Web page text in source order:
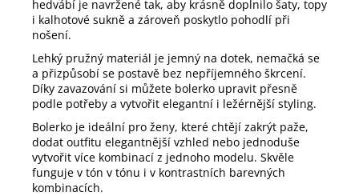
hedvábí je navržené tak, aby krásně doplnilo šaty, topy
i kalhotové sukně a zároveň poskytlo pohodlí při
nošení.
Lehký pružný materiál je jemný na dotek, nemačká se
a přizpůsobí se postavě bez nepříjemného škrcení.
Díky zavazování si můžete bolerko upravit přesně
podle potřeby a vytvořit elegantní i ležérnější styling.
Bolerko je ideální pro ženy, které chtějí zakrýt paže,
dodat outfitu elegantnější vzhled nebo jednoduše
vytvořit více kombinací z jednoho modelu. Skvěle
funguje v tón v tónu i v kontrastních barevných
kombinacích.